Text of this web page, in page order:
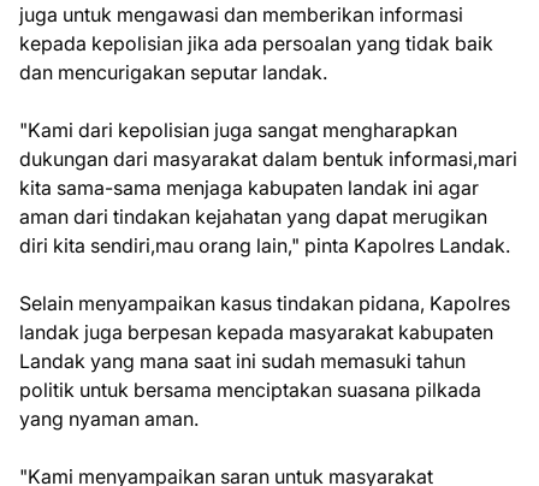
juga untuk mengawasi dan memberikan informasi
kepada kepolisian jika ada persoalan yang tidak baik
dan mencurigakan seputar landak.
"Kami dari kepolisian juga sangat mengharapkan
dukungan dari masyarakat dalam bentuk informasi,mari
kita sama-sama menjaga kabupaten landak ini agar
aman dari tindakan kejahatan yang dapat merugikan
diri kita sendiri,mau orang lain," pinta Kapolres Landak.
Selain menyampaikan kasus tindakan pidana, Kapolres
landak juga berpesan kepada masyarakat kabupaten
Landak yang mana saat ini sudah memasuki tahun
politik untuk bersama menciptakan suasana pilkada
yang nyaman aman.
"Kami menyampaikan saran untuk masyarakat